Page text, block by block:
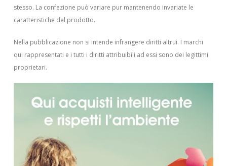
stesso. La confezione può variare pur mantenendo invariate le
caratteristiche del prodotto.
Nella pubblicazione non si intende infrangere diritti altrui. I marchi
qui rappresentati e i tutti i diritti attribuibili ad essi sono dei legittimi
proprietari.